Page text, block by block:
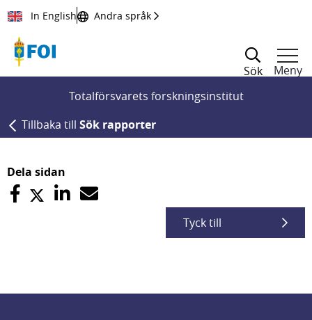
Till innehållet
In English Andra språk
Sök
Meny
Totalförsvarets forskningsinstitut
Tillbaka till Sök rapporter
Dela sidan
Tyck till